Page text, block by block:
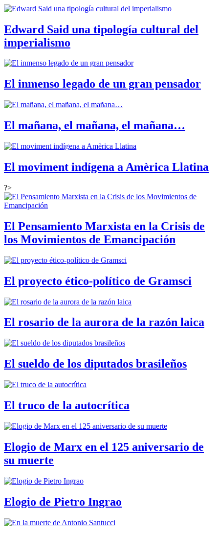
Edward Said una tipología cultural del
imperialismo
El inmenso legado de un gran pensador
El mañana, el mañana, el mañana…
El moviment indígena a Amèrica Llatina
?>
El Pensamiento Marxista en la Crisis de
los Movimientos de Emancipación
El proyecto ético-político de Gramsci
El rosario de la aurora de la razón laica
El sueldo de los diputados brasileños
El truco de la autocrítica
Elogio de Marx en el 125 aniversario de
su muerte
Elogio de Pietro Ingrao